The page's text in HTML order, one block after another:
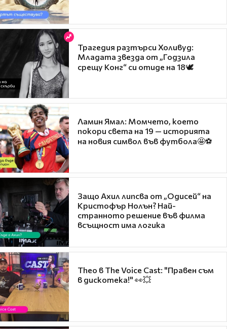
Трагедия разтърси Холивуд:
Младата звезда от „Годзила
срещу Конг“ си отиде на 18🕊️
Ламин Ямал: Момчето, което
покори света на 19 — историята
на новия символ във футбола🤩⚽
Защо Ахил липсва от „Одисей“ на
Кристофър Нолън? Най-
странното решение във филма
всъщност има логика
Theo в The Voice Cast: "Правен съм
в дискотека!" 👀💥